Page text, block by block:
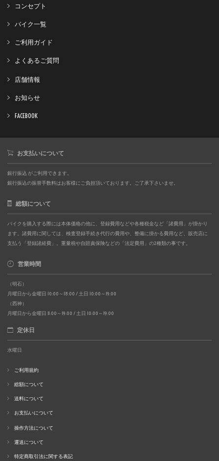
コンセプト
バイク一覧
ご利用ガイド
よくあるご質問
店舗情報
お知らせ
FACEBOOK
お支払いについて
銀行振込 がご利用できます。
銀行振込の振替手数料はお客様にご負担頂いております。ご了承下さいませ。
総額について
バイクを購入する際には本体価格の他に、登録費用などや各種税金など「諸費用」が掛かり
ます。諸費用に関しては、検査登録手続き代行の費用や、整備に掛かる費用など、販売店に
支払う「登録諸経費」。重量税や自賠責保険などの「法定費用」の2種類の事です。
営業時間
（明石）
月曜日から金曜日 10:00～18:00 / 土日 10:00～19:00
（西神）
月曜日から金曜日 11:00～19:00 / 土日 10:00～19:00
定休日
水曜日
ご利用規約
総額について
送料について
お支払いについて
操作方法について
運送について
特定商取引法に関する表記